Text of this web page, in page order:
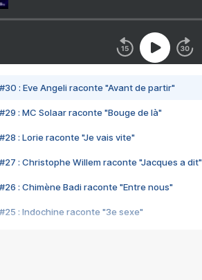
#30 : Eve Angeli raconte "Avant de partir"
#29 : MC Solaar raconte "Bouge de là"
#28 : Lorie raconte "Je vais vite"
#27 : Christophe Willem raconte "Jacques a dit"
#26 : Chimène Badi raconte "Entre nous"
#25 : Indochine raconte "3e sexe"